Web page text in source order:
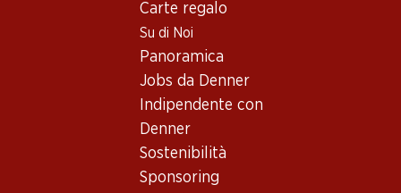
Carte regalo
Su di Noi
Panoramica
Jobs da Denner
Indipendente con
Denner
Sostenibilità
Sponsoring
Buono a sapersi